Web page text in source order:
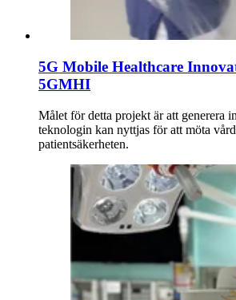
5G Mobile Healthcare
5GMHI
Målet för detta projekt är att generera
teknologin kan nyttjas för att möta
patientsäkerheten.